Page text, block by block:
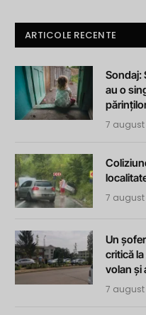
ARTICOLE RECENTE
Sondaj:
au o
7 august
7 august
Un
critică
volan și
7 august